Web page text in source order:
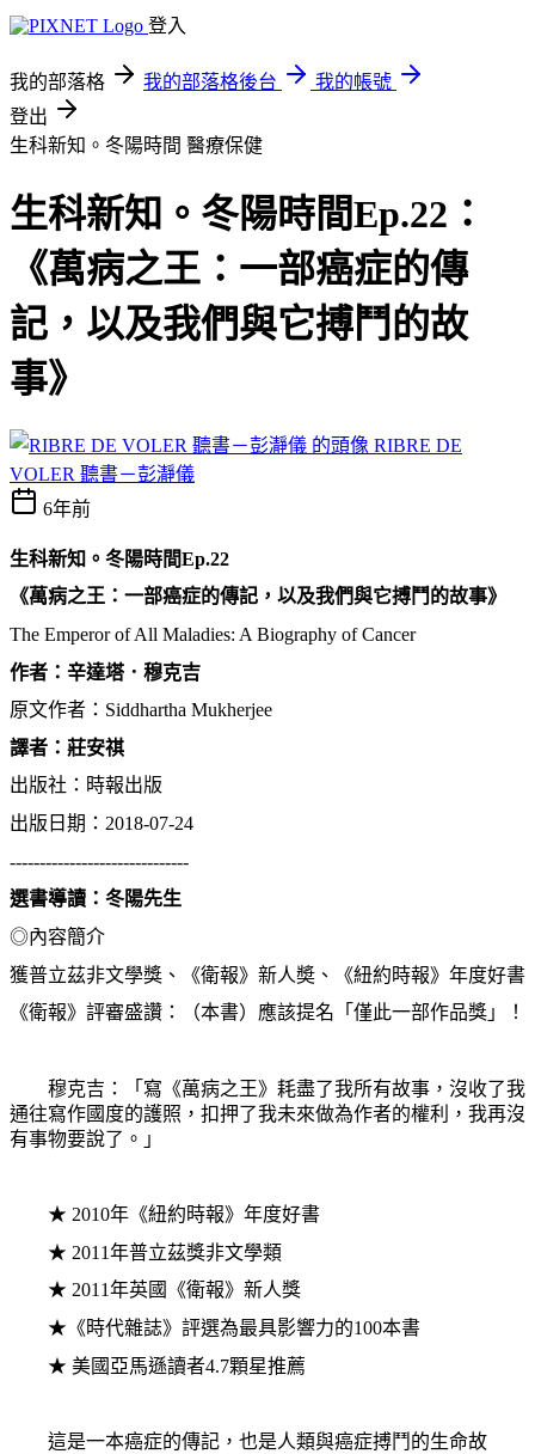
登入
我的部落格 我的部落格後台
我的帳號
登出
生科新知。冬陽時間 醫療保健
生科新知。冬陽時間Ep.22：
《萬病之王：一部癌症的傳
記，以及我們與它搏鬥的故
事》
RIBRE DE
VOLER 聽書－彭瀞儀
6年前
生科新知。冬陽時間Ep.22
《萬病之王：一部癌症的傳記，以及我們與它搏鬥的故事》
The Emperor of All Maladies: A Biography of Cancer
作者：辛達塔．穆克吉
原文作者： Siddhartha Mukherjee
譯者：莊安祺
出版社：時報出版
出版日期： 2018-07-24
------------------------------
選書導讀：冬陽先生
◎內容簡介
獲普立茲非文學獎、《衛報》新人奬、《紐約時報》年度好書
《衛報》評審盛讚：（本書）應該提名「僅此一部作品獎」！
穆克吉：「寫《萬病之王》耗盡了我所有故事，沒收了我
通往寫作國度的護照，扣押了我未來做為作者的權利，我再沒
有事物要說了。」
★ 2010年《紐約時報》年度好書
★ 2011年普立茲獎非文學類
★ 2011年英國《衛報》新人獎
★《時代雜誌》評選為最具影響力的100本書
★ 美國亞馬遜讀者4.7顆星推薦
這是一本癌症的傳記，也是人類與癌症搏鬥的生命故